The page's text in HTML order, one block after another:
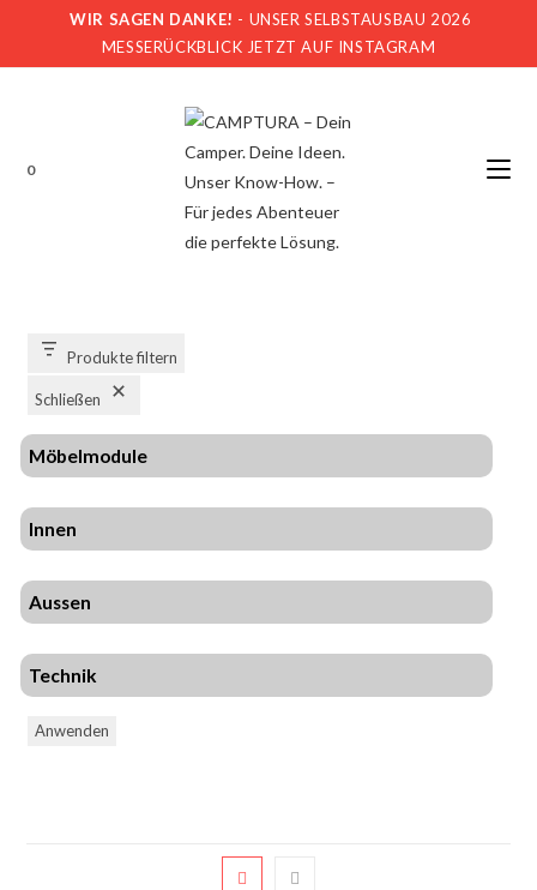
WIR SAGEN DANKE! - UNSER SELBSTAUSBAU 2026
MESSERÜCKBLICK JETZT AUF INSTAGRAM
0
Produkte filtern
Schließen
Möbelmodule
Innen
Aussen
Technik
Anwenden